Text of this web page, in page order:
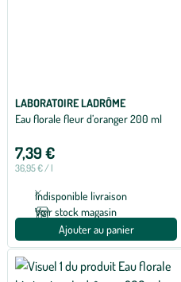
LABORATOIRE LADRÔME
Eau florale fleur d’oranger 200 ml
7,39 €
36,95 € / l
Indisponible livraison
Voir stock magasin
Ajouter au panier